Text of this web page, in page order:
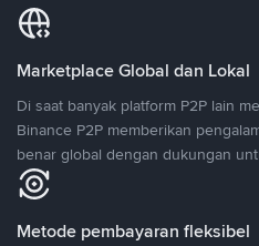
Marketplace Global dan Lokal
Di saat banyak platform P2P lain
Binance P2P memberikan
benar global dengan dukungan
Metode pembayaran fleksibel